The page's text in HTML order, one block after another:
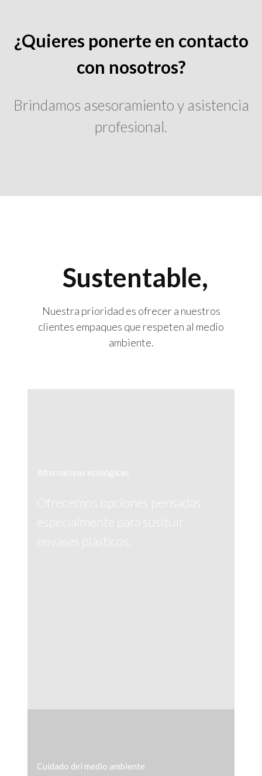
¿Quieres ponerte en contacto
con nosotros?
Brindamos asesoramiento y asistencia
profesional.
Sustentable,
Nuestra prioridad es ofrecer a nuestros
clientes empaques que respeten al medio
ambiente.
Alternativas ecológicas
Ofrecemos opciones pensadas
especialmente para susituir
envases plásticos.
Cuidado del medio ambiente